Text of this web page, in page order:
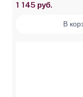
1 145 руб.
В